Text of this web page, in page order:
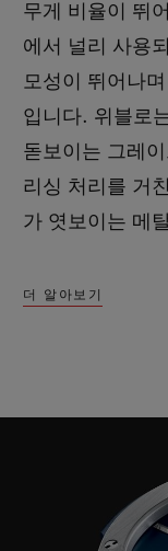
무게 비율이 뛰
에서 널리 사용
모성이 뛰어나
입니다. 위블로
돋보이는 그레
리싱 처리를 거
가 엿보이는 메
더 알아보기